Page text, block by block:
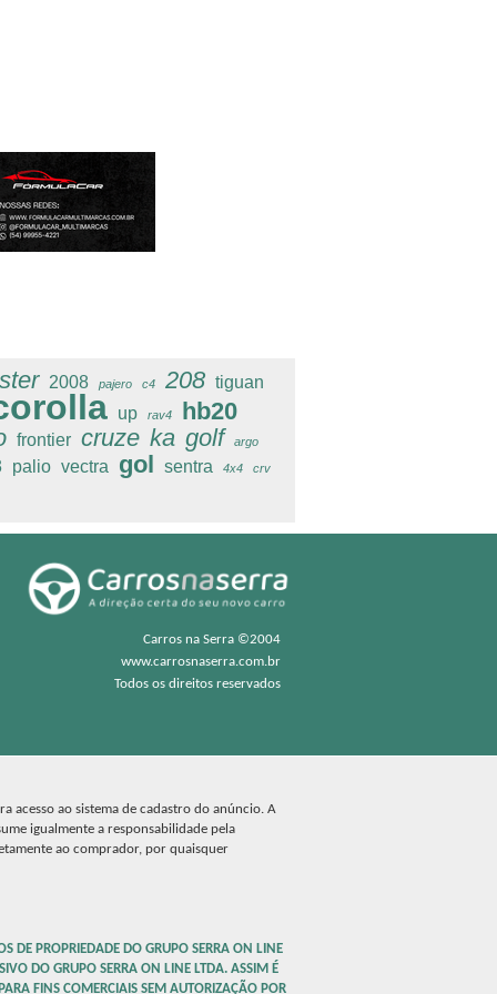
2008 pajero c4 208 tiguan
up rav4 hb20
frontier cruze ka golf argo
palio vectra gol sentra 4x4 crv
Carros na Serra ©2004
www.carrosnaserra.com.br
Todos os direitos reservados
acesso ao sistema de cadastro do anúncio. A
igualmente a responsabilidade pela
ao comprador, por quaisquer
DE PROPRIEDADE DO GRUPO SERRA ON LINE
DO GRUPO SERRA ON LINE LTDA. ASSIM É
FINS COMERCIAIS SEM AUTORIZAÇÃO POR